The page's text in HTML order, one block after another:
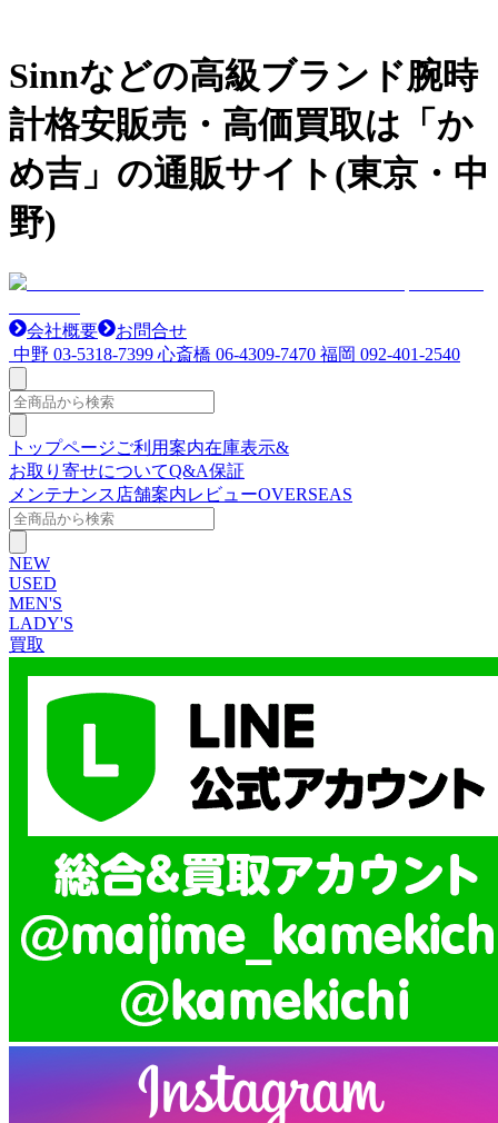
Sinnなどの高級ブランド腕時
計格安販売・高価買取は「か
め吉」の通販サイト(東京・中
野)
会社概要
お問合せ
中野 03-5318-7399 心斎橋 06-4309-7470 福岡 092-401-2540
トップページご利用案内在庫表示&
お取り寄せについてQ&A保証
メンテナンス 店舗案内レビューOVERSEAS
NEW
USED
MEN'S
LADY'S
買取